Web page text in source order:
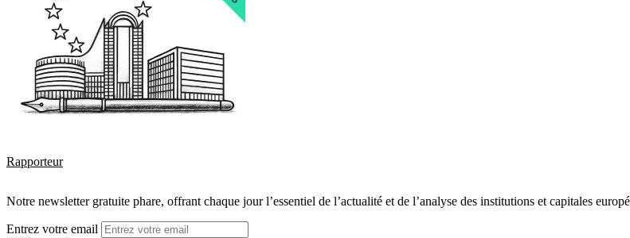
Rapporteur
Notre newsletter gratuite phare, offrant chaque jour l’essentiel de l’actualité et de l’analyse des institutions et capitales
Entrez votre email